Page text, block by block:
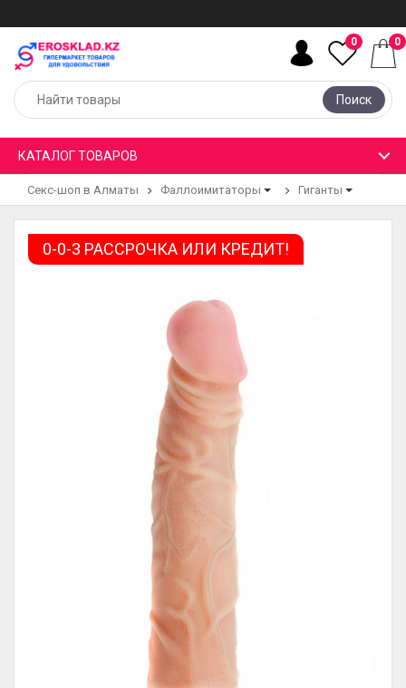
Поиск
0 0
КАТАЛОГ ТОВАРОВ
Секс-шоп в Алматы Фаллоимитаторы Гиганты
0-0-3 РАССРОЧКА ИЛИ КРЕДИТ!